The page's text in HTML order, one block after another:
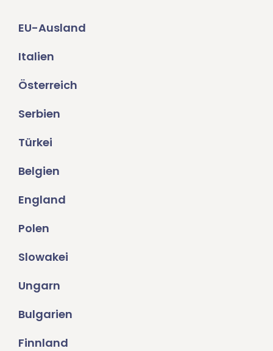
EU-Ausland
Italien
Österreich
Serbien
Türkei
Belgien
England
Polen
Slowakei
Ungarn
Bulgarien
Finnland